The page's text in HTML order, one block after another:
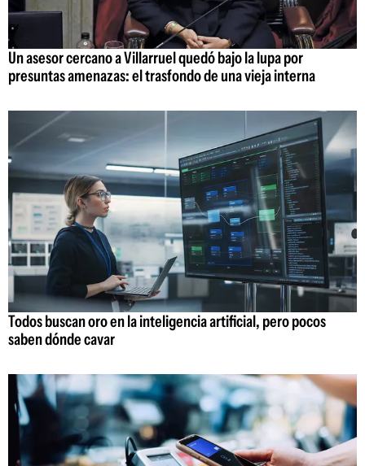
Un asesor cercano a Villarruel quedó bajo la lupa por
presuntas amenazas: el trasfondo de una vieja interna
Todos buscan oro en la inteligencia artificial, pero pocos
saben dónde cavar